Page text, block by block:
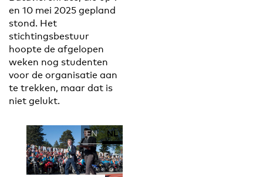
en 10 mei 2025 gepland
stond. Het
stichtingsbestuur
hoopte de afgelopen
weken nog studenten
voor de organisatie aan
te trekken, maar dat is
niet gelukt.
EN NL